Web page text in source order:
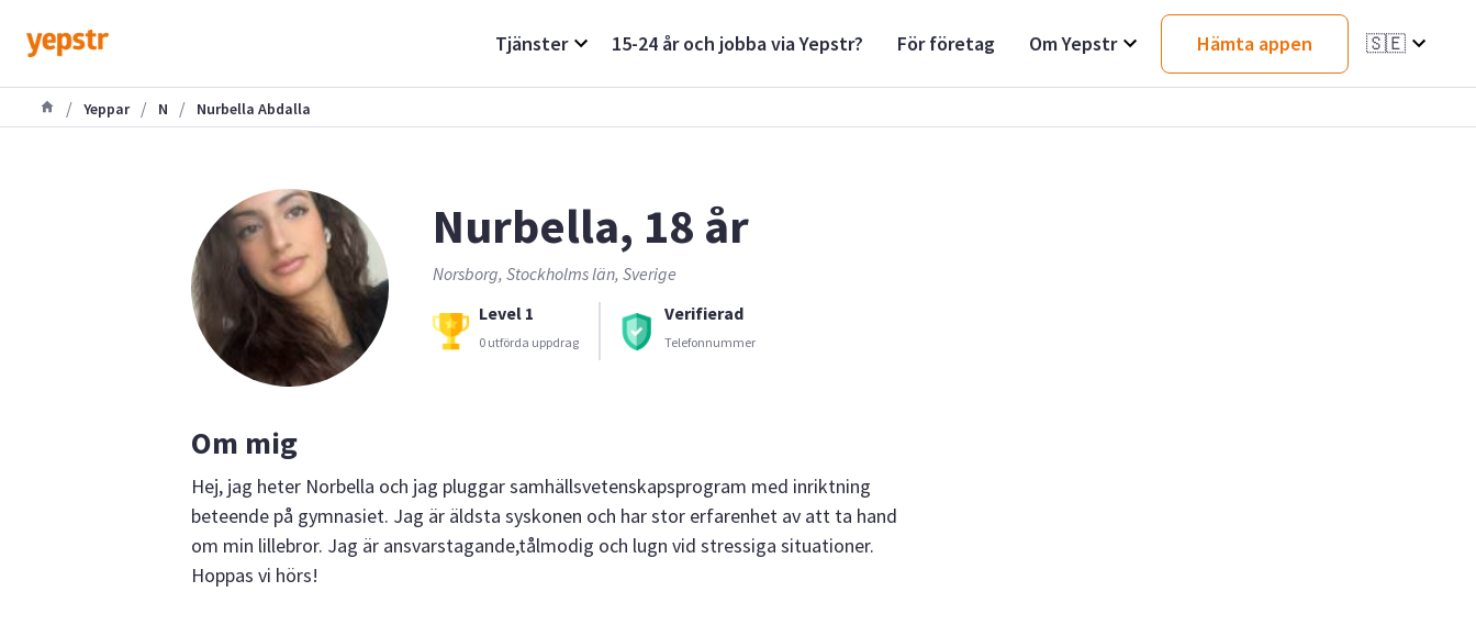
Tjänster 15-24 år och jobba via Yepstr? För företag Om Yepstr Hämta appen 🇸🇪
/ Yeppar / N / Nurbella Abdalla
Nurbella, 18 år
Norsborg, Stockholms län, Sverige
Level 1
0 utförda uppdrag
Verifierad
Telefonnummer
Om mig
Hej, jag heter Norbella och jag pluggar samhällsvetenskapsprogram med inriktning
beteende på gymnasiet. Jag är äldsta syskonen och har stor erfarenhet av att ta hand
om min lillebror. Jag är ansvarstagande,tålmodig och lugn vid stressiga situationer.
Hoppas vi hörs!